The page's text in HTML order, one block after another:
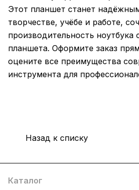
Этот планшет станет
творчестве, учёбе и работе,
производительность ноутбука
планшета. Оформите заказ
оцените все преимущества
инструмента для
Назад к списку
Каталог